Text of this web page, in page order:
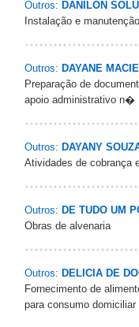
Outros: DANILON
Instalação e
Outros: DAYANE
Preparação de
apoio administrativo n�
Outros: DAYANY
Atividades de cobrança
Outros: DE TUDO UM
Obras de alvenaria
Outros: DELICIA DE
Fornecimento de
para consumo domiciliar